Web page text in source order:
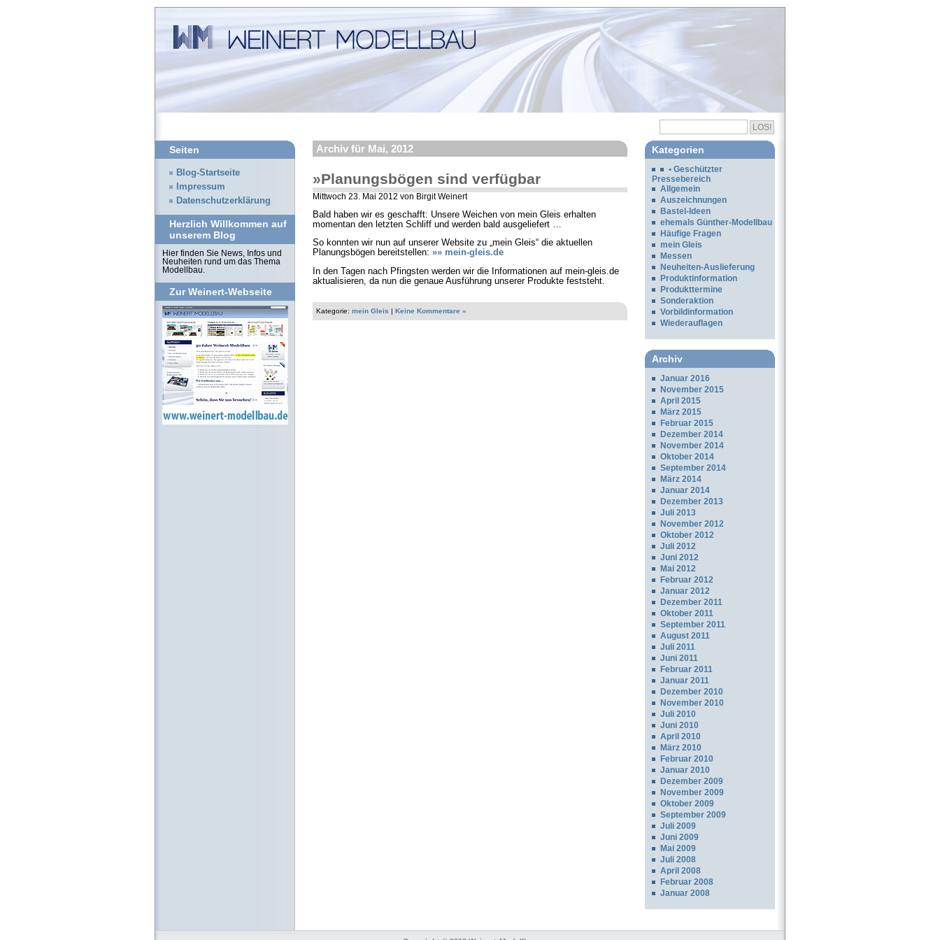
Archiv für Mai, 2012
»Planungsbögen sind verfügbar
Mittwoch 23. Mai 2012 von Birgit Weinert
Bald haben wir es geschafft: Unsere Weichen von mein Gleis erhalten
momentan den letzten Schliff und werden bald ausgeliefert …
So konnten wir nun auf unserer Website zu „mein Gleis“ die aktuellen
Planungsbögen bereitstellen: »» mein-gleis.de
In den Tagen nach Pfingsten werden wir die Informationen auf mein-gleis.de
aktualisieren, da nun die genaue Ausführung unserer Produkte feststeht.
Kategorie: mein Gleis | Keine Kommentare »
Seiten
Blog-Startseite
Impressum
Datenschutzerklärung
Herzlich Willkommen auf
unserem Blog
Hier finden Sie News, Infos und
Neuheiten rund um das Thema
Modellbau.
Zur Weinert-Webseite
Kategorien
• Geschützter
Pressebereich
Allgemein
Auszeichnungen
Bastel-Ideen
ehemals Günther-Modellbau
Häufige Fragen
mein Gleis
Messen
Neuheiten-Auslieferung
Produktinformation
Produkttermine
Sonderaktion
Vorbildinformation
Wiederauflagen
Archiv
Januar 2016
November 2015
April 2015
März 2015
Februar 2015
Dezember 2014
November 2014
Oktober 2014
September 2014
März 2014
Januar 2014
Dezember 2013
Juli 2013
November 2012
Oktober 2012
Juli 2012
Juni 2012
Mai 2012
Februar 2012
Januar 2012
Dezember 2011
Oktober 2011
September 2011
August 2011
Juli 2011
Juni 2011
Februar 2011
Januar 2011
Dezember 2010
November 2010
Juli 2010
Juni 2010
April 2010
März 2010
Februar 2010
Januar 2010
Dezember 2009
November 2009
Oktober 2009
September 2009
Juli 2009
Juni 2009
Mai 2009
Juli 2008
April 2008
Februar 2008
Januar 2008